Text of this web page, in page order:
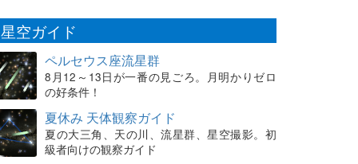
星空ガイド
ペルセウス座流星群
8月12～13日が一番の見ごろ。月明かりゼロ
の好条件！
夏休み 天体観察ガイド
夏の大三角、天の川、流星群、星空撮影。初
級者向けの観察ガイド